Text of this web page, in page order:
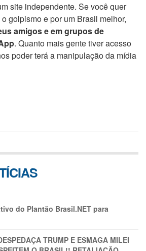
site independente. Se você quer
golpismo e por um Brasil melhor,
amigos e em grupos de
. Quanto mais gente tiver acesso
poder terá a manipulação da mídia
do Plantão Brasil.NET para
TRUMP E ESMAGA MILEI